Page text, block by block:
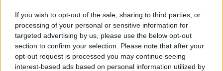
If you wish to opt-out of the sale, sharing to third parties, or
processing of your personal or sensitive information for
targeted advertising by us, please use the below opt-out
section to confirm your selection. Please note that after your
opt-out request is processed you may continue seeing
interest-based ads based on personal information utilized by
Strâmtoarea Hormuz. Investitorii
urmăresc negocierile dintre Iran, statele
din Golf și SUA